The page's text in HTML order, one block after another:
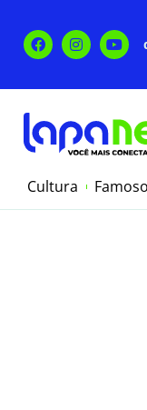
Cultura